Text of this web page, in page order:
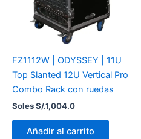
FZ1112W | ODYSSEY | 11U
Top Slanted 12U Vertical Pro
Combo Rack con ruedas
Soles S/.1,004.0
Añadir al carrito